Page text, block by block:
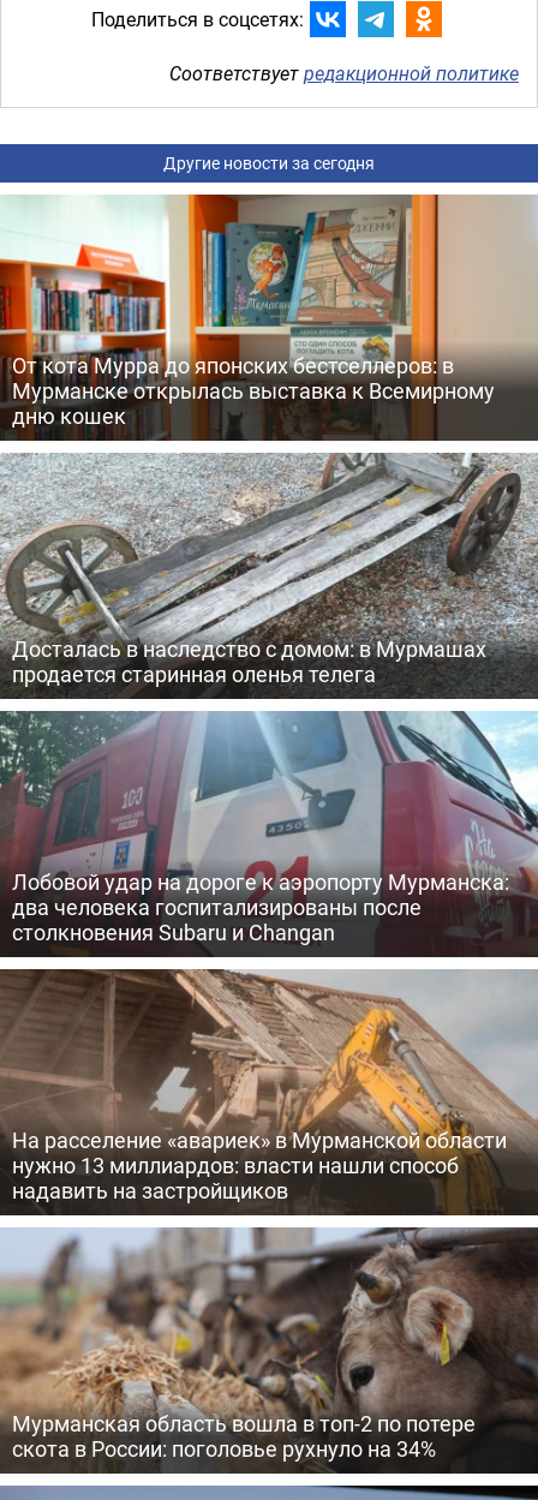
Поделиться в соцсетях:
Соответствуетредакционной политике
Другие новости за сегодня
От кота Мурра до японских бестселлеров: в
Мурманске открылась выставка к Всемирному
дню кошек
Досталась в наследство с домом: в Мурмашах
продается старинная оленья телега
Лобовой удар на дороге к аэропорту Мурманска:
два человека госпитализированы после
столкновения Subaru и Changan
На расселение «авариек» в Мурманской области
нужно 13 миллиардов: власти нашли способ
надавить на застройщиков
Мурманская область вошла в топ-2 по потере
скота в России: поголовье рухнуло на 34%